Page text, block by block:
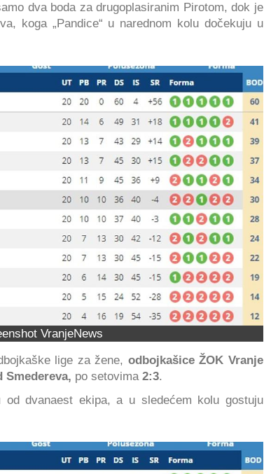
dva boda za drugoplasiranim Pirotom, dok je
koga „Pandice“ u narednom kolu dočekuju u
VranjeNews
lige za žene, odbojkašice ŽOK Vranje
Smedereva, po setovima 2:3.
od dvanaest ekipa, a u sledećem kolu gostuju